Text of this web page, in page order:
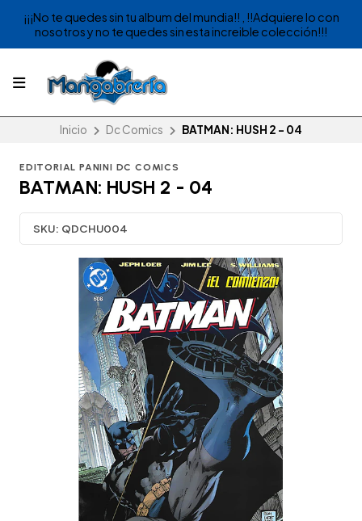
¡¡¡No te quedes sin tu album del mundia!! , !!Adquiere lo con
nosotros y no te quedes sin esta increible colección!!!
Inicio Dc Comics BATMAN: HUSH 2 - 04
EDITORIAL PANINI DC COMICS
BATMAN: HUSH 2 - 04
SKU: QDCHU004